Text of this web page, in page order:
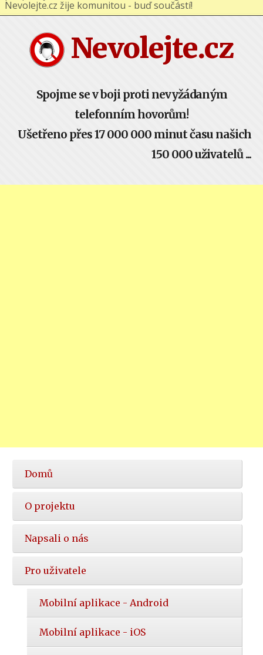
Nevolejte.cz
Spojme se v boji proti nevyžádaným
telefonním hovorům!
Ušetřeno přes 17 000 000 minut času našich
150 000 uživatelů ...
Hlavní
nabídka
Domů
O projektu
Napsali o nás
Pro uživatele
Mobilní aplikace - Android
Mobilní aplikace - iOS
Nevolejte.cz žije komunitou - buď součástí!